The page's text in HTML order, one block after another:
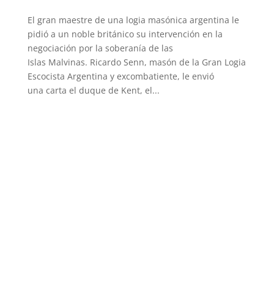
El gran maestre de una logia masónica argentina le
pidió a un noble británico su intervención en la
negociación por la soberanía de las
Islas Malvinas. Ricardo Senn, masón de la Gran Logia
Escocista Argentina y excombatiente, le envió
una carta el duque de Kent, el...